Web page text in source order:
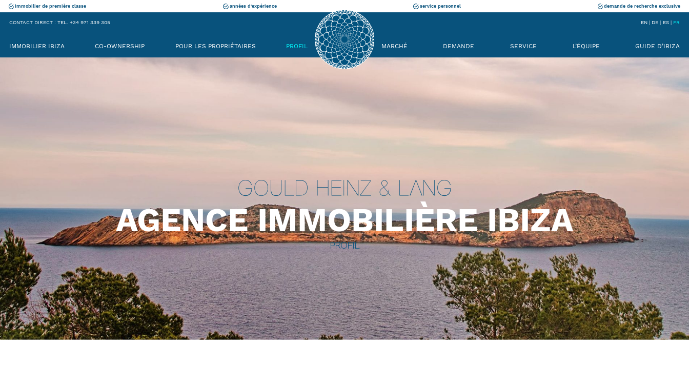
immobilier de première classe années d'expérience service personnel demande de recherche exclusive
CONTACT DIRECT : TEL. +34 971 339 305 EN DE ES FR
IMMOBILIER IBIZA CO-OWNERSHIP POUR LES PROPRIÉTAIRES PROFIL MARCHÉ DEMANDE SERVICE L’ÉQUIPE GUIDE D’IBIZA
AGENCE IMMOBILIÈRE IBIZA
PROFIL